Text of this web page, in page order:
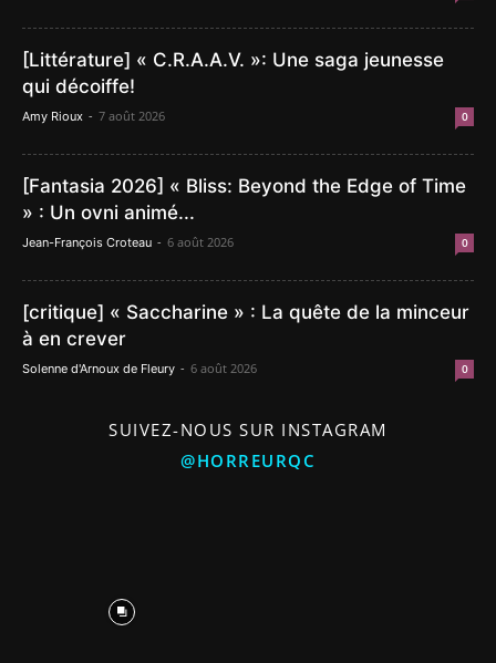
[Littérature] « C.R.A.A.V. »: Une saga jeunesse
qui décoiffe!
Amy Rioux - 7 août 2026 0
[Fantasia 2026] « Bliss: Beyond the Edge of Time
» : Un ovni animé...
Jean-François Croteau - 6 août 2026 0
[critique] « Saccharine » : La quête de la minceur
à en crever
Solenne d'Arnoux de Fleury - 6 août 2026 0
SUIVEZ-NOUS SUR INSTAGRAM
@HORREURQC